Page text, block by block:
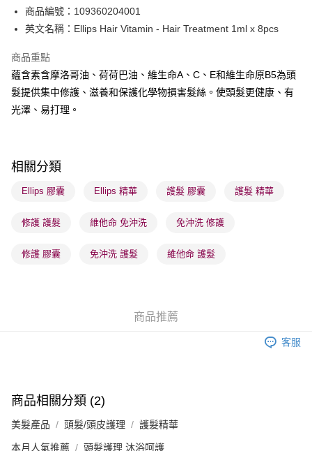
PayMe
WeChat Pay
BoC Pay
送貨方式
順豐自助櫃 - 確認發貨後1-3個工作天送達
順豐站及營業點 - 確認發貨後1-3個工作天送達
物流公司進行物流配送
澳門地區配送 - 確認發貨後1-4個工作天送達
商品編號：109360204001
英文名稱：Ellips Hair Vitamin - Hair Treatment 1ml x 8pcs
商品重點
蘊含素含摩洛哥油、荷荷巴油、維生命A、C、E和維生命原B5為頭
髮提供集中修護、滋養和保護化學物損害髮絲。使頭髮更健康、有
光澤、易打理。
相關分類
Ellips 膠囊 Ellips 精華 護髮 膠囊 護髮 精華
修護 護髮 維他命 免沖洗 免沖洗 修護
修護 膠囊 免沖洗 護髮 維他命 護髮
商品推薦
客服
商品相關分類 (2)
美髮產品 頭髮/頭皮護理 護髮精華
本月人氣推薦 頭髮護理 沐浴呵護